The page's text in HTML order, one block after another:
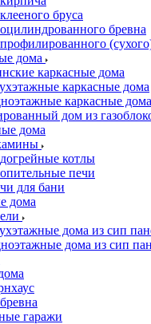
бруса
бревна
дома
каркасные дома
каркасные дома
каркасные дома
дом из
дома
котлы
печи
для бани
дома
дома из сип
дома из сип
гаражи